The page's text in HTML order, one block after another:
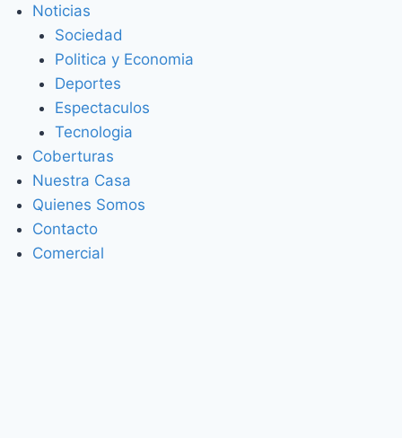
Noticias
Sociedad
Politica y Economia
Deportes
Espectaculos
Tecnologia
Coberturas
Nuestra Casa
Quienes Somos
Contacto
Comercial